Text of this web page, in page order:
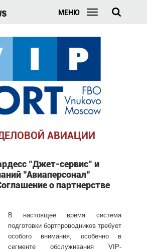
МЕНЮ
АВИАЦИИ
"Джет-сервис" и
"Авиаперсонал"
о партнерстве
В настоящее время система
подготовки бортпроводников требует
особого внимания, особенно в
сегменте обслуживания VIP-